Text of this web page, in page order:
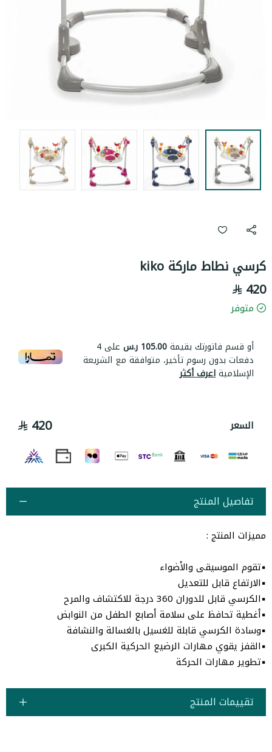
كرسي نطاط ماركة kiko
420
متوفر
أو قسم فاتورتك بقيمة105.00 ر.س على4
دفعات بدون رسوم تأخير، متوافقة مع الشريعة
الإسلاميةاعرف أكثر
السعر 420
تفاصيل المنتج
مميزات المنتج :
▪️تقوم الموسيقى والأضواء
▪️الارتفاع قابل للتعديل
▪️الكرسي قابل للدوران 360 درجة للاكتشاف والمرح
▪️أغطية تحافظ على سلامة أصابع الطفل من النوابض
▪️وسادة الكرسي قابلة للغسيل بالغسالة والنشافة
▪️القفز يقوي مهارات الرضيع الحركية الكبرى
▪️تطوير مهارات الحركة
تقييمات المنتج